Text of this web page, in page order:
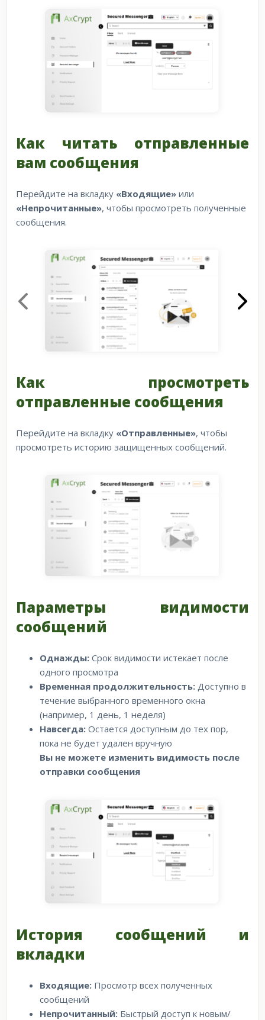
Как читать отправленные
вам сообщения
Перейдите на вкладку «Входящие» или
«Непрочитанные», чтобы просмотреть полученные
сообщения.
Как просмотреть
отправленные сообщения
Перейдите на вкладку «Отправленные», чтобы
просмотреть историю защищенных сообщений.
Параметры видимости
сообщений
Однажды: Срок видимости истекает после
одного просмотра
Временная продолжительность: Доступно в
течение выбранного временного окна
(например, 1 день, 1 неделя)
Навсегда: Остается доступным до тех пор,
пока не будет удален вручную
Вы не можете изменить видимость после
отправки сообщения
История сообщений и
вкладки
Входящие: Просмотр всех полученных
сообщений
Непрочитанный: Быстрый доступ к новым/